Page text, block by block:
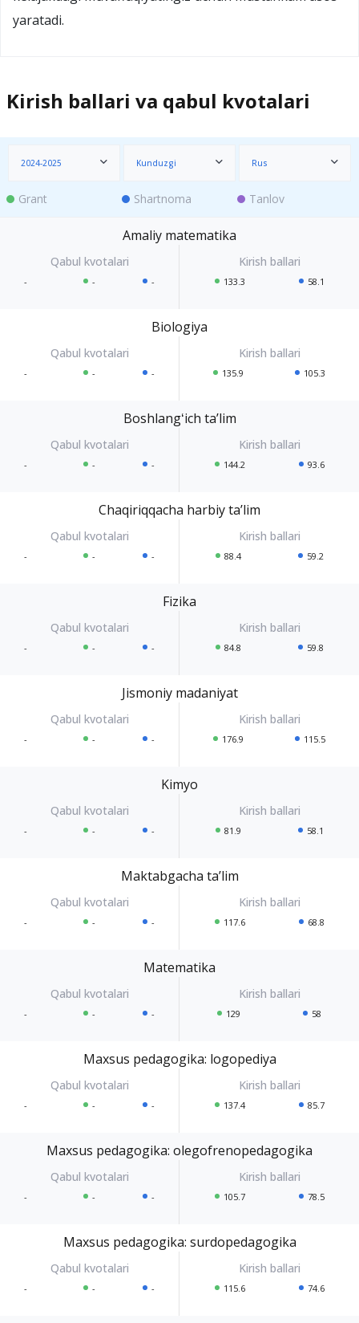
yaratadi.
Kirish ballari va qabul kvotalari
2024-2025 Kunduzgi Rus
Grant Shartnoma Tanlov
Amaliy matematika
- - - 133.3 58.1
Biologiya
- - - 135.9 105.3
Boshlangʻich taʼlim
- - - 144.2 93.6
Chaqiriqqacha harbiy taʼlim
- - - 88.4 59.2
Fizika
- - - 84.8 59.8
Jismoniy madaniyat
- - - 176.9 115.5
Kimyo
- - - 81.9 58.1
Maktabgacha taʼlim
- - - 117.6 68.8
Matematika
- - - 129 58
Maxsus pedagogika: logopediya
- - - 137.4 85.7
Maxsus pedagogika: olegofrenopedagogika
- - - 105.7 78.5
Maxsus pedagogika: surdopedagogika
- - - 115.6 74.6